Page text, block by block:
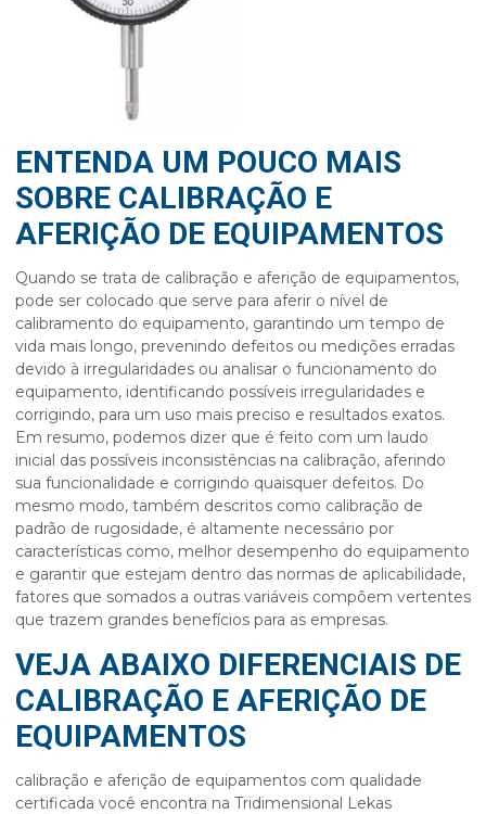
ENTENDA UM POUCO MAIS
SOBRE CALIBRAÇÃO E
AFERIÇÃO DE EQUIPAMENTOS
Quando se trata de calibração e aferição de equipamentos,
pode ser colocado que serve para aferir o nível de
calibramento do equipamento, garantindo um tempo de
vida mais longo, prevenindo defeitos ou medições erradas
devido à irregularidades ou analisar o funcionamento do
equipamento, identificando possíveis irregularidades e
corrigindo, para um uso mais preciso e resultados exatos.
Em resumo, podemos dizer que é feito com um laudo
inicial das possíveis inconsistências na calibração, aferindo
sua funcionalidade e corrigindo quaisquer defeitos. Do
mesmo modo, também descritos como calibração de
padrão de rugosidade, é altamente necessário por
características como, melhor desempenho do equipamento
e garantir que estejam dentro das normas de aplicabilidade,
fatores que somados a outras variáveis compõem vertentes
que trazem grandes benefícios para as empresas.
VEJA ABAIXO DIFERENCIAIS DE
CALIBRAÇÃO E AFERIÇÃO DE
EQUIPAMENTOS
calibração e aferição de equipamentos com qualidade
certificada você encontra na Tridimensional Lekas